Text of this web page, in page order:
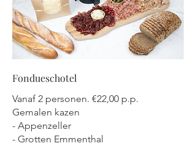
Fondueschotel
Vanaf 2 personen. €22,00 p.p.
Gemalen kazen
- Appenzeller
- Grotten Emmenthal